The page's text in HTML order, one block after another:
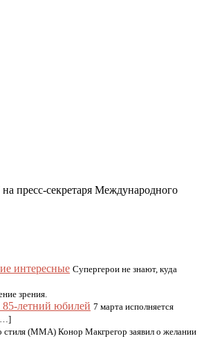
пресс-секретаря Международного
интересные Супергерои не знают, куда
зрения.
85-летний юбилей 7 марта исполняется
[…]
(MMA) Конор Макгрегор заявил о желании